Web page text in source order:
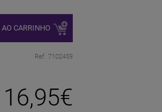
CARRINHO
Ref. 7102459
16,95€